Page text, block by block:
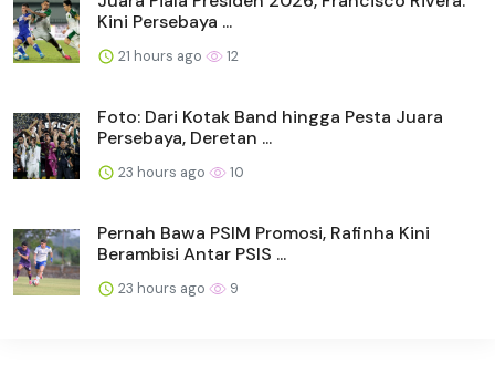
Kini Persebaya ...
21 hours ago 12
Foto: Dari Kotak Band hingga Pesta Juara
Persebaya, Deretan ...
23 hours ago 10
Pernah Bawa PSIM Promosi, Rafinha Kini
Berambisi Antar PSIS ...
23 hours ago 9